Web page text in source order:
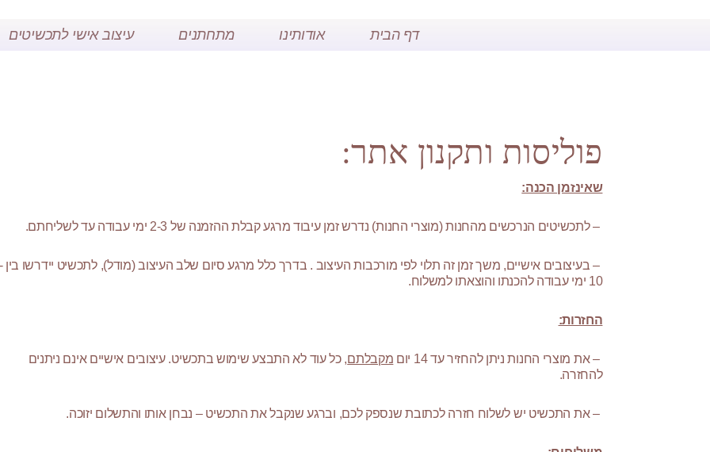
דף הבית אודותינו מתחתנים עיצוב אישי לתכשיטים
פוליסות ותקנון אתר:
שאינזמן הכנה:
– לתכשיטים הנרכשים מהחנות (מוצרי החנות) נדרש זמן עיבוד מרגע קבלת ההזמנה של 2-3 ימי עבודה עד לשליחתם.
– בעיצובים
10 ימי עבודה להכנתו והוצאתו למשלוח.
החזרות:
– את מוצרי החנות ניתן להחזיר עד 14 יום מקבלתם, כל עוד לא התבצע שימוש בתכשיט. עיצובים אישיים אינם ניתנים
להחזרה.
– את התכשיט יש לשלוח חזרה לכתובת שנספק לכם, וברגע שנקבל את התכשיט – נבחן אותו והתשלום יזוכה.